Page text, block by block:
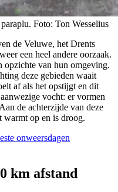
Foto: Ton Wesselius
de Veluwe, het Drents
een heel andere oorzaak.
opzichte van hun omgeving.
deze gebieden waait
af als het opstijgt en dit
vocht: er vormen
de achterzijde van deze
warmt op en is droog.
onweersdagen
km afstand